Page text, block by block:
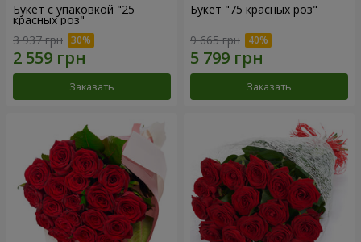
Букет с упаковкой "25
красных роз"
3 937 грн
Заказать
Букет "75 красных роз"
9 665 грн
Заказать